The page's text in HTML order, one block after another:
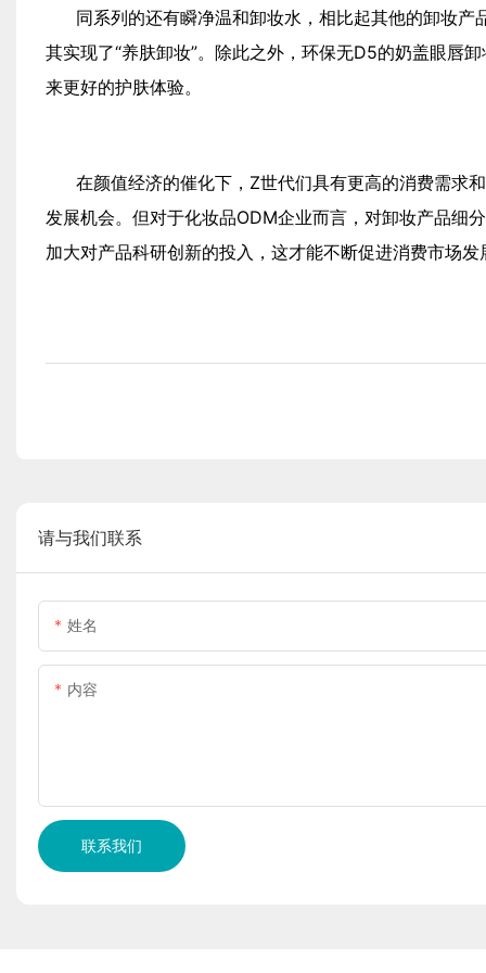
同系列的还有瞬净温和卸妆水，相比起其他的卸妆
其实现了“养肤卸妆”。除此之外，环保无D5的奶盖眼唇
来更好的护肤体验。
在颜值经济的催化下，Z世代们具有更高的消费需求
发展机会。但对于化妆品ODM企业而言，对卸妆产品细
加大对产品科研创新的投入，这才能不断促进消费市场发
请与我们联系
姓名
内容
联系我们